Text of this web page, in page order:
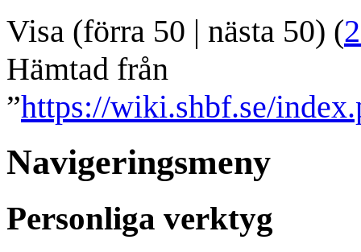
Visa (förra 50 | nästa 50) (
Hämtad från
”https://wiki.shbf.se/
Navigeringsmeny
Personliga verktyg